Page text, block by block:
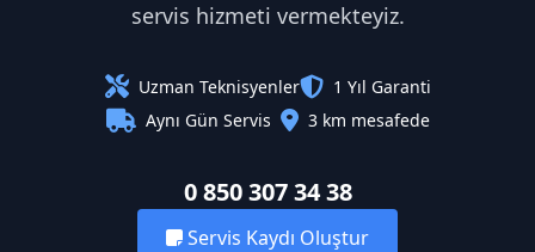
servis hizmeti vermekteyiz.
Uzman Teknisyenler
1 Yıl Garanti
Aynı Gün Servis
3 km mesafede
0 850 307 34 38
Servis Kaydı Oluştur